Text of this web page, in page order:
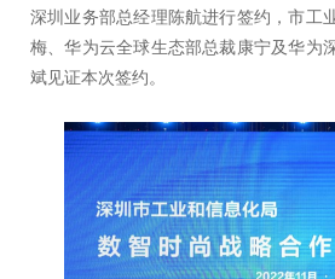
深圳业务部总经理陈航进行签约，市工
梅、华为云全球生态部总裁康宁及华为
斌见证本次签约。